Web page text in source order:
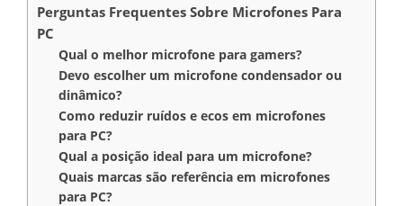
Perguntas Frequentes Sobre Microfones Para
PC
Qual o melhor microfone para gamers?
Devo escolher um microfone condensador ou
dinâmico?
Como reduzir ruídos e ecos em microfones
para PC?
Qual a posição ideal para um microfone?
Quais marcas são referência em microfones
para PC?